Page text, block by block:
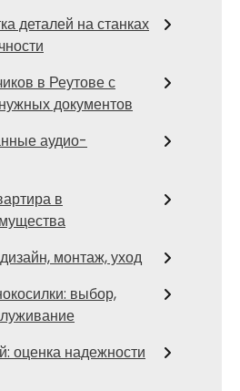
деталей на станках
в Реутове с
документов
аудио-
в
монтаж, уход
выбор,
оценка надежности